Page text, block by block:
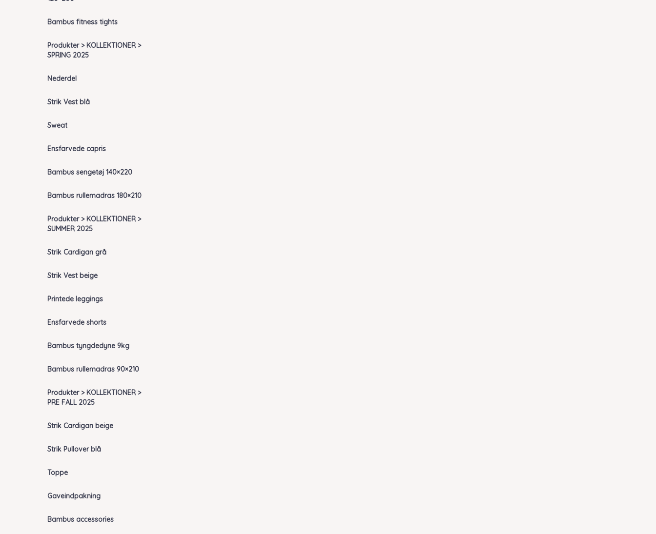
Bambus fitness tights
Produkter > KOLLEKTIONER >
SPRING 2025
Nederdel
Strik Vest blå
Sweat
Ensfarvede capris
Bambus sengetøj 140×220
Bambus rullemadras 180×210
Produkter > KOLLEKTIONER >
SUMMER 2025
Strik Cardigan grå
Strik Vest beige
Printede leggings
Ensfarvede shorts
Bambus tyngdedyne 9kg
Bambus rullemadras 90×210
Produkter > KOLLEKTIONER >
PRE FALL 2025
Strik Cardigan beige
Strik Pullover blå
Toppe
Gaveindpakning
Bambus accessories